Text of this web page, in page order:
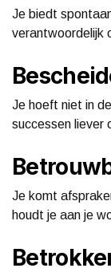
Je biedt
verantwoordelijk
Je hoeft niet in
successen liever
Je komt
houdt je aan je